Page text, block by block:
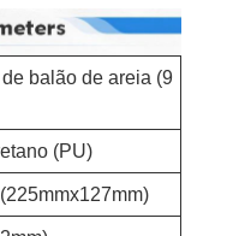
balão de areia (9
(PU)